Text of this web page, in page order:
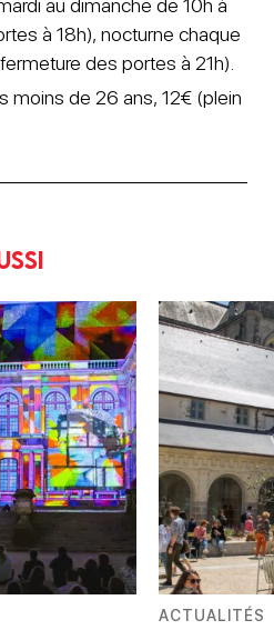
à 18h), nocturne chaque
des portes à 21h).
moins de 26 ans, 12€ (plein
ACTUALITÉS